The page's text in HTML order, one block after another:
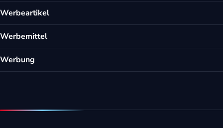
Werbeartikel
Werbemittel
Werbung